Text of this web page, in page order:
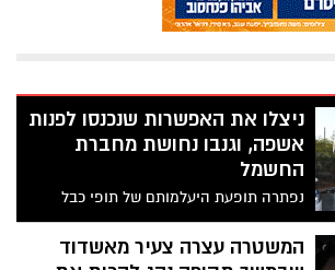
ניצלו את האפשרות שנכנסו לפנות
אשפה, וגנבו נחושת מחברת
החשמל
נפתרה תופעת היעלמותם של תופי כבל
נחושת ממתקן חברת החשמל באשדוד. 4
עובדי קבלן פינוי האשפה נעצרו בחשד
שניצלו את כניסתם למתקן, והסליקו את
המשטרה עצרה צעיר מאשדוד